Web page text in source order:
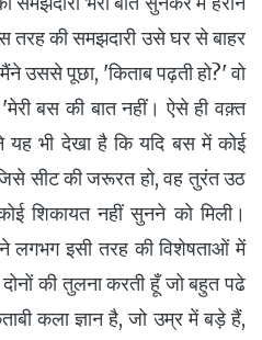
तरह की समझदारी उसे घर से बाहर
उससे पूछा, 'किताब पढ़ती हो?' वो
बस की बात नहीं। ऐसे ही वक़्त
यह भी देखा है कि यदि बस में कोई
सीट की जरूरत हो, वह तुरंत उठ
शिकायत नहीं सुनने को मिली।
लगभग इसी तरह की विशेषताओं में
की तुलना करती हूँ जो बहुत पढे
कला ज्ञान है, जो उम्र में बड़े हैं,